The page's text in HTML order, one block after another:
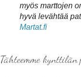
myös marttojen
hyvä levähtää
Martat.fi
Tähteemme kynttilän